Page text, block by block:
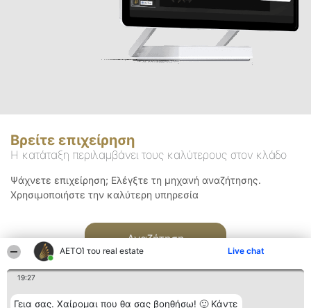
ΑΕΤΟΊ του real estate Live chat
19:27
Γεια σας. Χαίρομαι που θα σας βοηθήσω! 🙂 Κάντε
Βρείτε επιχείρηση
Η κατάταξη περιλαμβάνει τους καλύτερους στον κλάδο
Ψάχνετε επιχείρηση; Ελέγξτε τη μηχανή αναζήτησης.
Χρησιμοποιήστε την καλύτερη υπηρεσία
Αναζήτηση